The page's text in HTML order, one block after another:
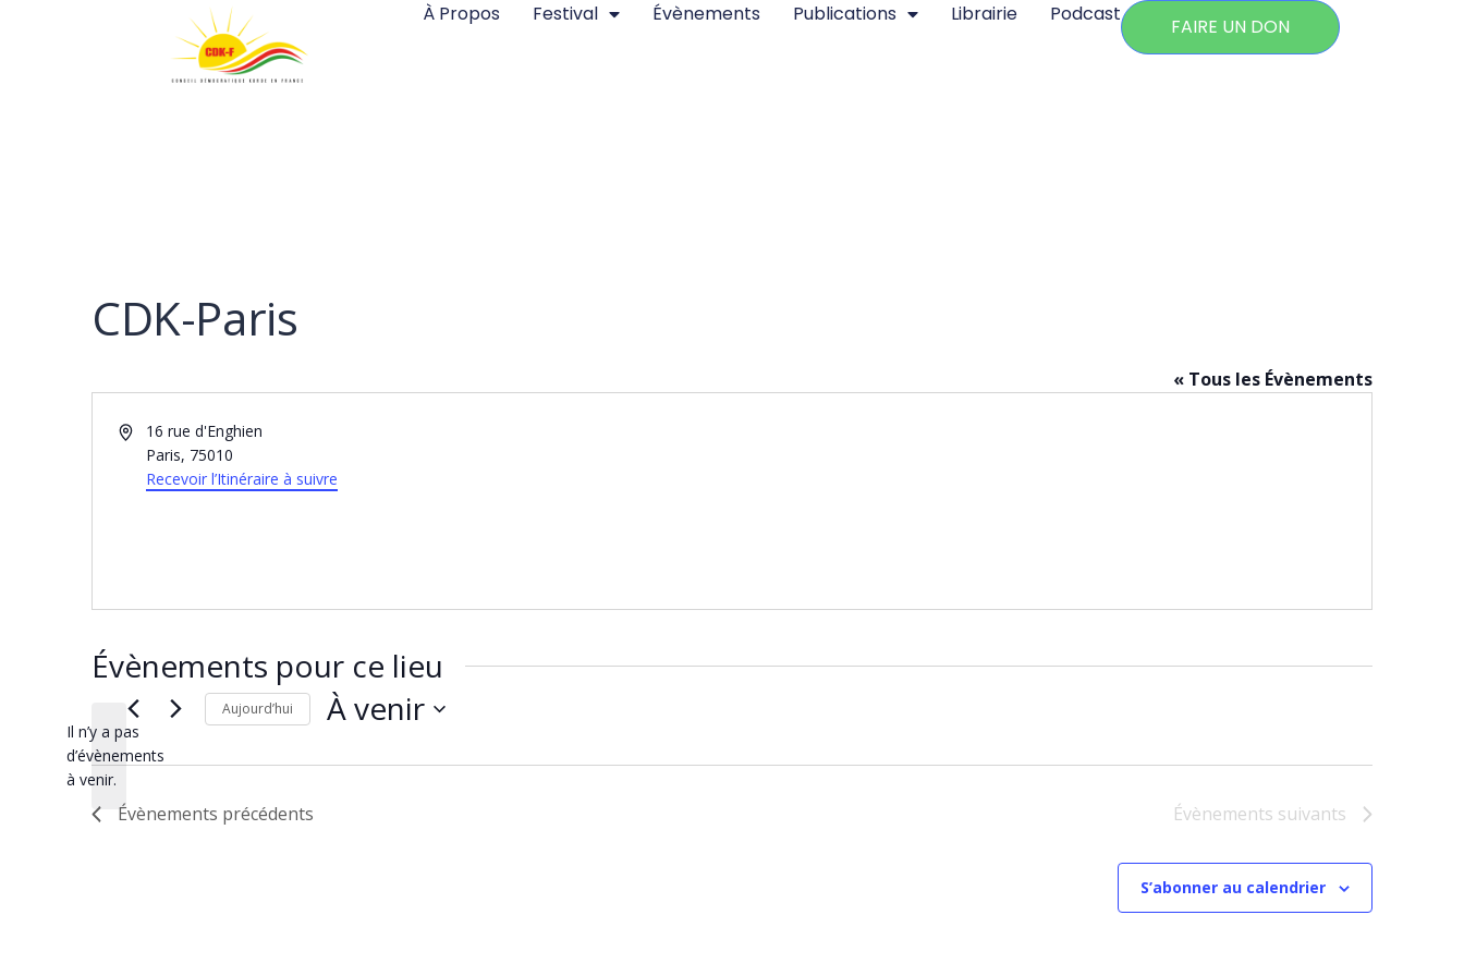
À Propos Festival Évènements Publications Librairie Podcast
FAIRE UN DON
CDK-Paris
« Tous les Évènements
Adresse16 rue d'Enghien
Paris, 75010
Recevoir l’Itinéraire à suivre
Évènements pour ce lieu
Notice
Il n’y a pas
d’évènements
à venir.
Aujourd’hui À venir
date.
Évènements précédents Évènements suivants
S’abonner au calendrier